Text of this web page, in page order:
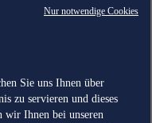
Nur notwendige Cookies
Sie uns Ihnen über
zu servieren und dieses
wir Ihnen bei unseren